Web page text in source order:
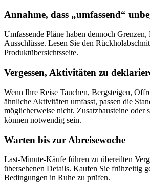
Annahme, dass „umfassend“
Umfassende Pläne haben dennoch
Ausschlüsse. Lesen Sie den
Produktübersichtsseite.
Vergessen, Aktivitäten zu
Wenn Ihre Reise Tauchen, Bergsteigen,
ähnliche Aktivitäten umfasst, passen die
möglicherweise nicht. Zusatzbausteine oder
können notwendig sein.
Warten bis zur Abreisewoche
Last-Minute-Käufe führen zu übereilten
übersehenen Details. Kaufen Sie frühzeitig
Bedingungen in Ruhe zu prüfen.